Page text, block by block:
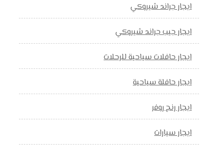
ايجار جراند شيروكي
ايجار جيب جراند شيروكي
ايجار حافلات سياحية للرحلات
ايجار حافلة سياحية
ايجار رنج روفر
ايجار سيارات